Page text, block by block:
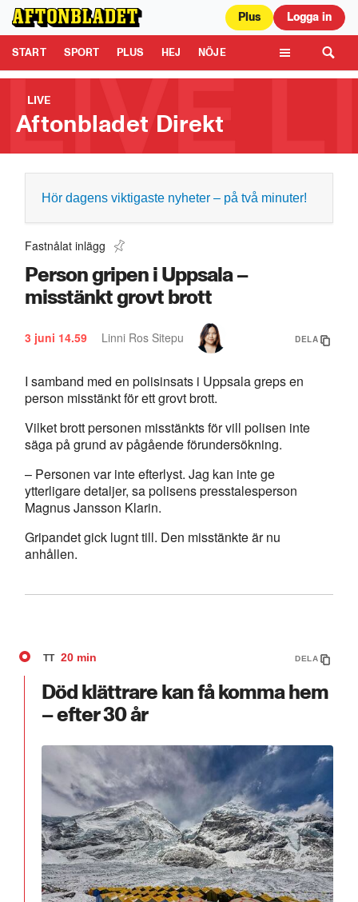
Plus Logga in
START SPORT PLUS HEJ NÖJE
Aftonbladet är en del av Schibsted Media. Schibsted News Media AB är
ansvarig för dina data på denna webbplats.Läs mer här
Tipsa oss
LIVE
Aftonbladet Direkt
Hör dagens viktigaste nyheter – på två minuter!
Fastnålat inlägg
Person gripen i Uppsala –
misstänkt grovt brott
3 juni 14.59 Linni Ros Sitepu DELA
I samband med en polisinsats i Uppsala greps en
person misstänkt för ett grovt brott.
Vilket brott personen misstänkts för vill polisen inte
säga på grund av pågående förundersökning.
– Personen var inte efterlyst. Jag kan inte ge
ytterligare detaljer, sa polisens presstalesperson
Magnus Jansson Klarin.
Gripandet gick lugnt till. Den misstänkte är nu
anhållen.
TT 20 min DELA
Död klättrare kan få komma hem
– efter 30 år